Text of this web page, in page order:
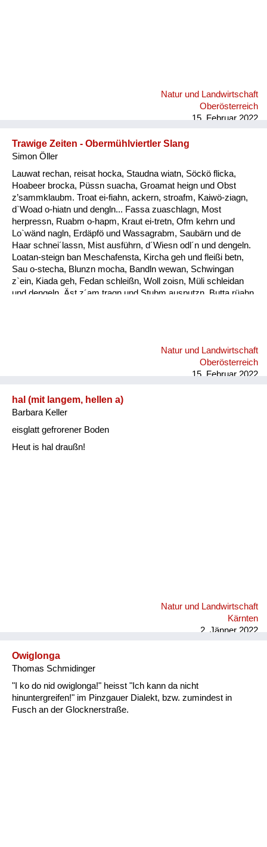
Natur und Landwirtschaft
Oberösterreich
15. Februar 2022
Trawige Zeiten - Obermühlviertler Slang
Simon Öller
Lauwat rechan, reisat hocka, Staudna wiatn, Söckö flicka,
Hoabeer brocka, Püssn suacha, Groamat heign und Obst
z’sammklaubm. Troat ei-fiahn, ackern, stroafm, Kaiwö-ziagn,
d`Woad o-hiatn und dengln... Fassa zuaschlagn, Most
herpressn, Ruabm o-hapm, Kraut ei-tretn, Ofm kehrn und
Lo`wänd nagln, Erdäpfö und Wassagrabm, Saubärn und de
Haar schnei´lassn, Mist ausführn, d´Wiesn odl´n und dengeln.
Loatan-steign ban Meschafensta, Kircha geh und fleißi betn,
Sau o-stecha, Blunzn mocha, Bandln wewan, Schwingan
z`ein, Kiada geh, Fedan schleißn, Woll zoisn, Müli schleidan
und dengeln. Äst z´am tragn und Stubm ausputzn, Butta rüahn
z´lacha, da kimmt ma kam zan Kinamocha. Da Herbst klopft
langsam a, d´Schwalbm fliagn scho davo, wann glei da
Natur und Landwirtschaft
Oberösterreich
15. Februar 2022
hal (mit langem, hellen a)
Barbara Keller
eisglatt gefrorener Boden
Heut is hal draußn!
Natur und Landwirtschaft
Kärnten
2. Jänner 2022
Owiglonga
Thomas Schmidinger
"I ko do nid owiglonga!" heisst "Ich kann da nicht
hinuntergreifen!" im Pinzgauer Dialekt, bzw. zumindest in
Fusch an der Glocknerstraße.